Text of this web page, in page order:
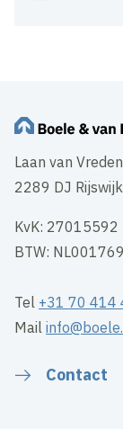
Laan van
2289 DJ Rijswijk
KvK: 27015592
BTW:
Tel +31 70 414
Mail
Contact